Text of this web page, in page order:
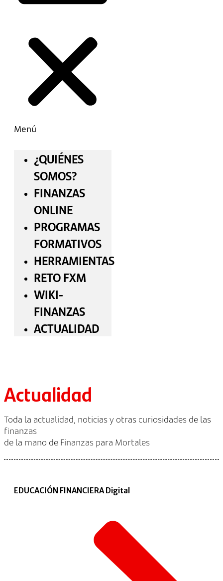
Menú
¿QUIÉNES
SOMOS?
FINANZAS
ONLINE
PROGRAMAS
FORMATIVOS
HERRAMIENTAS
RETO FXM
WIKI-
FINANZAS
ACTUALIDAD
Actualidad
Toda la actualidad, noticias y otras curiosidades de las
finanzas
de la mano de Finanzas para Mortales
EDUCACIÓN FINANCIERA Digital